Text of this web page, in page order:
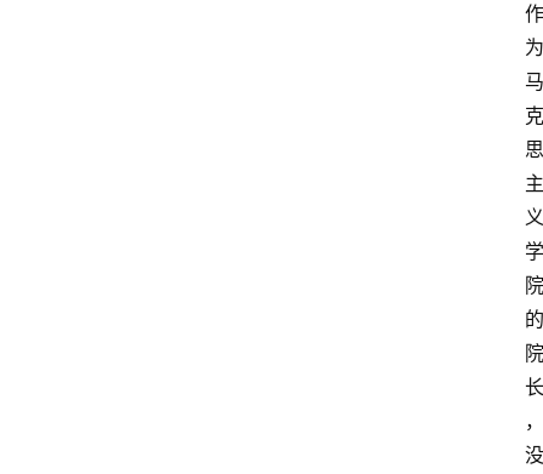
作
为
马
克
思
主
义
学
院
的
院
长
，
没